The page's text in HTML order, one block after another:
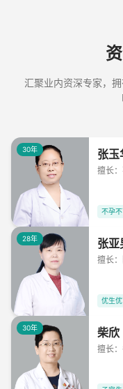
汇聚业内资深专家，
30年 张玉
擅长：
不孕
28年 张亚
擅长：
优生
30年 柴欣
擅长：